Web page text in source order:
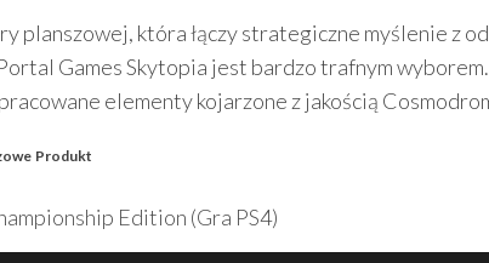
planszowej, która łączy strategiczne myślenie z
Games Skytopia jest bardzo trafnym
elementy kojarzone z jakością
Produkt
Edition (Gra PS4)